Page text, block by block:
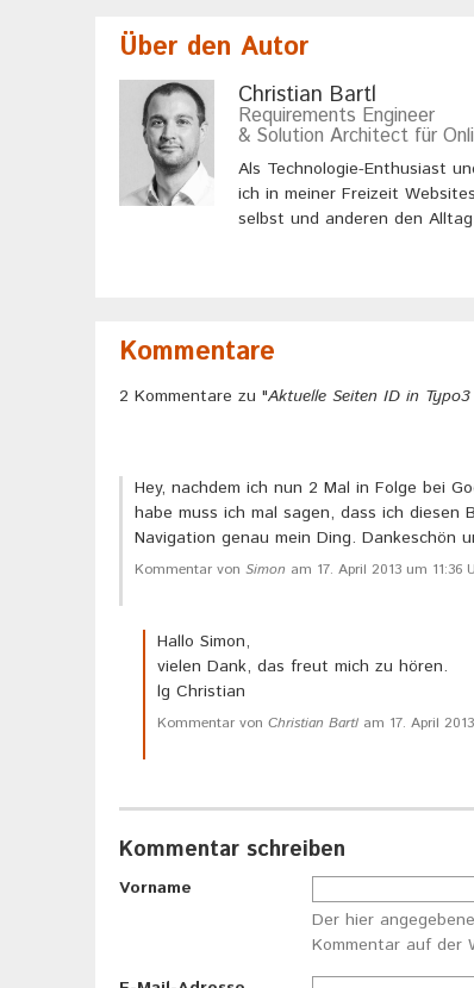
Über den Autor
Christian Bartl
Requirements Engineer
& Solution Architect für
Als Technologie-Enthusiast
ich in meiner Freizeit
selbst und anderen den
Kommentare
2 Kommentare zu "Aktuelle Seiten ID in
Hey, nachdem ich nun 2 Mal in Folge bei
habe muss ich mal sagen, dass ich diesen
Navigation genau mein Ding. Dankeschön
Kommentar von Simon am 17. April 2013 um 11:36
Hallo Simon,
vielen Dank, das freut mich zu hören.
lg Christian
Kommentar von Christian Bartl am 17. April
Kommentar schreiben
Vorname
Der hier
Kommentar auf der